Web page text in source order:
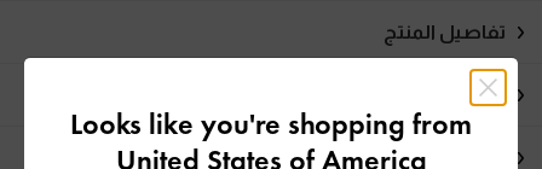
تفاصيل المنتج
العروض الحصرية
الشحن والإرجاع
Looks like you're shopping from
United States of America